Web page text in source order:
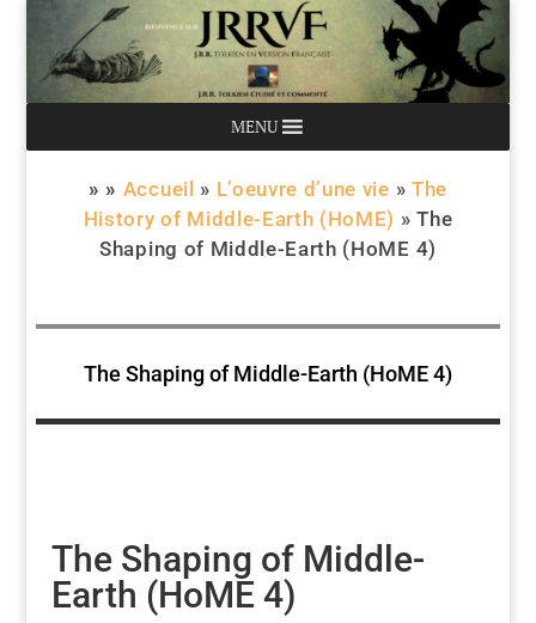
MENU
» » Accueil » L’oeuvre d’une vie » The
History of Middle-Earth (HoME) »The
Shaping of Middle-Earth (HoME 4)
The Shaping of Middle-Earth (HoME 4)
The Shaping of Middle-
Earth (HoME 4)